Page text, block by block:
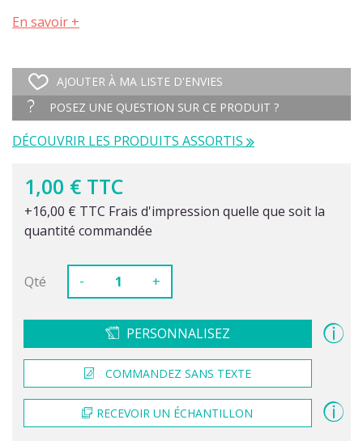
En savoir +
AJOUTER À MA LISTE D'ENVIES
POSEZ UNE QUESTION SUR CE PRODUIT ?
DÉCOUVRIR LES PRODUITS ASSORTIS
1,00 € TTC
+16,00 € TTC Frais d'impression quelle que soit la
quantité commandée
Qté - +
PERSONNALISEZ
COMMANDEZ SANS TEXTE
RECEVOIR UN ÉCHANTILLON